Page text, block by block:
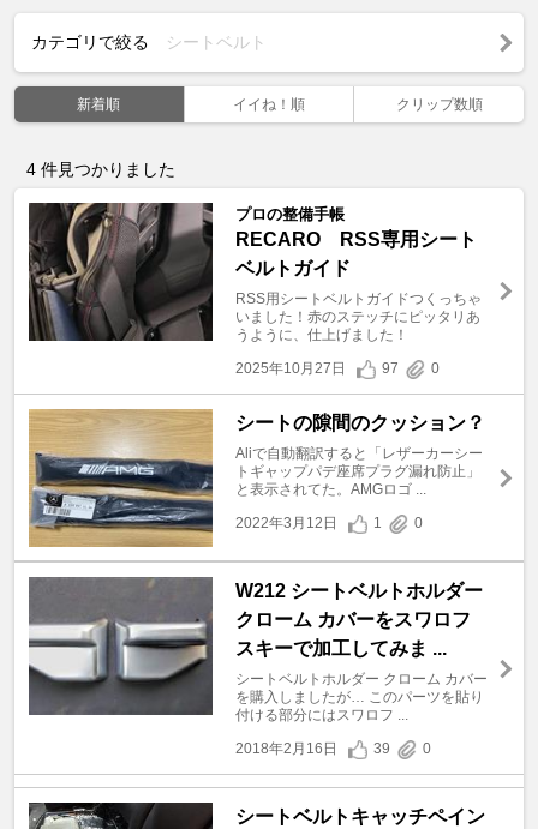
カテゴリで絞る シートベルト
新着順 イイね！順 クリップ数順
4 件見つかりました
プロの整備手帳
RECARO RSS専用シート
ベルトガイド
RSS用シートベルトガイドつくっちゃ
いました！赤のステッチにピッタリあ
うように、仕上げました！
2025年10月27日
97 0
シートの隙間のクッション？
Aliで自動翻訳すると「レザーカーシー
トギャップパデ座席プラグ漏れ防止」
と表示されてた。AMGロゴ ...
2022年3月12日
1 0
W212 シートベルトホルダー
クローム カバーをスワロフ
スキーで加工してみま ...
シートベルトホルダー クローム カバー
を購入しましたが… このパーツを貼り
付ける部分にはスワロフ ...
2018年2月16日
39 0
シートベルトキャッチペイン